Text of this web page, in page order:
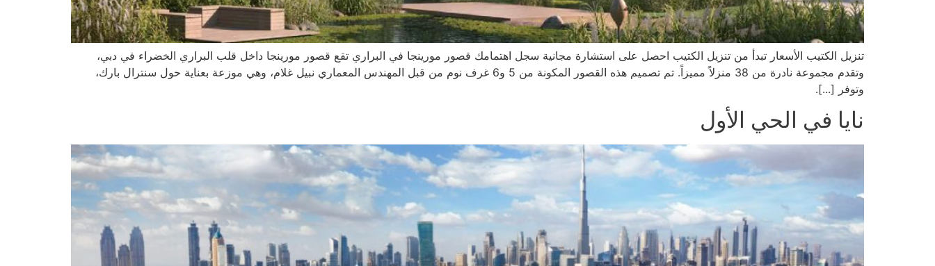
تنزيل الكتيب الأسعار تبدأ من تنزيل الكتيب احصل على استشارة مجانية سجل اهتمامك قصور مورينجا في البراري تقع قصور مورينجا داخل قلب البراري الخضراء في دبي،
وتقدم مجموعة نادرة من 38 منزلاً مميزاً. تم تصميم هذه القصور المكونة من 5 و6 غرف نوم من قبل المهندس المعماري نبيل غلام، وهي موزعة بعناية حول سنترال بارك،
وتوفر [...].
نايا في الحي الأول